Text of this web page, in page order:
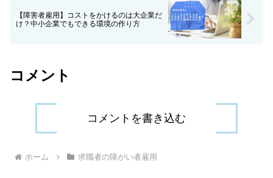
【障害者雇用】コストをかけるのは大企業だ
け？中小企業でもできる環境の作り方
コメント
コメントを書き込む
ホーム 求職者の障がい者雇用